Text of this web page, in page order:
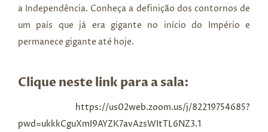
a Independência. Conheça a definição dos contornos de
um país que já era gigante no início do Império e
permanece gigante até hoje.
Clique neste link para a sala:
https://us02web.zoom.us/j/82219754685?
pwd=ukkkCguXmI9AYZK7avAzsWItTL6NZ3.1